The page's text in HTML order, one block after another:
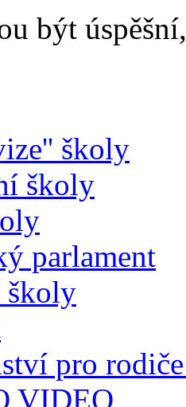
být
školy
školy
parlament
školy
pro
VIDEO